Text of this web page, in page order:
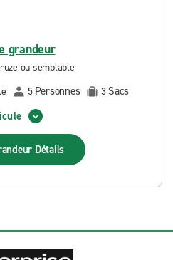
grandeur
ou semblable
5 Personnes 3 Sacs
Détails